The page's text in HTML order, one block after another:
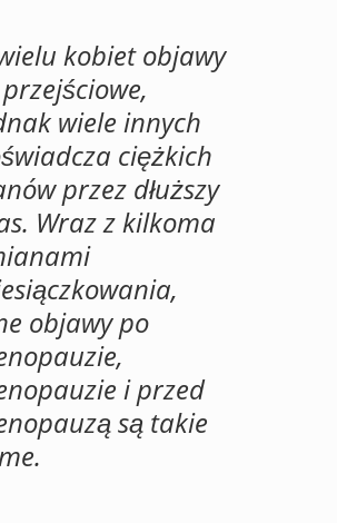
kobiet objawy
wiele innych
ciężkich
przez dłuższy
Wraz z kilkoma
objawy po
i przed
są takie